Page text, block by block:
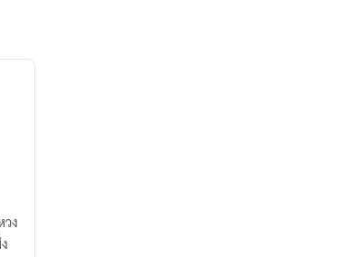
ง